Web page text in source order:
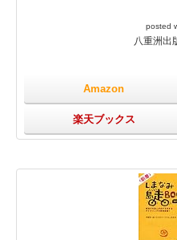
posted
八重洲出
Amazon
楽天ブックス